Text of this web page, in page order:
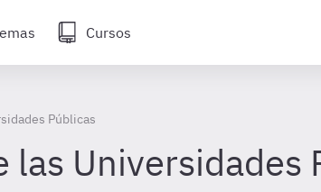
Cursos
Públicas
las Universidades